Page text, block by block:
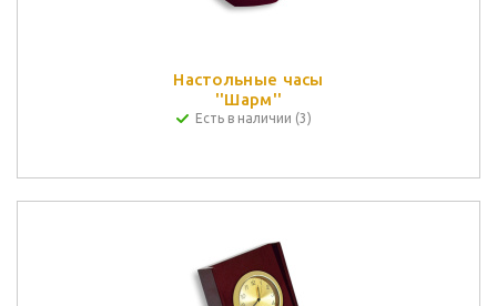
Настольные часы
''Шарм''
Есть в наличии (3)